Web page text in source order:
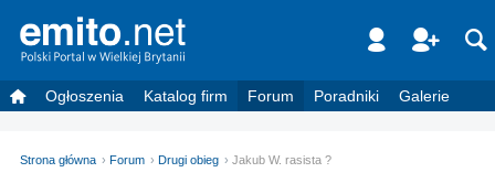
Ogłoszenia Katalog firm Forum Poradniki Galerie
Strona główna Forum Drugi obieg Jakub W. rasista ?